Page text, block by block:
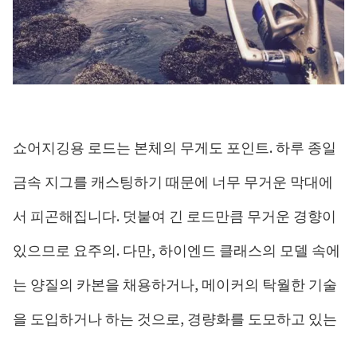
쇼어지깅용 로드는 본체의 무게도 포인트. 하루 종일
금속 지그를 캐스팅하기 때문에 너무 무거운 막대에
서 피곤해집니다. 덧붙여 긴 로드만큼 무거운 경향이
있으므로 요주의. 다만, 하이엔드 클래스의 모델 속에
는 양질의 카본을 채용하거나, 메이커의 탁월한 기술
을 도입하거나 하는 것으로, 경량화를 도모하고 있는